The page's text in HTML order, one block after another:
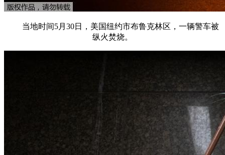
当地时间5月30日，美国纽约市布鲁克林区，一辆警车被
纵火焚烧。